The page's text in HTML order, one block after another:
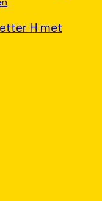
H met